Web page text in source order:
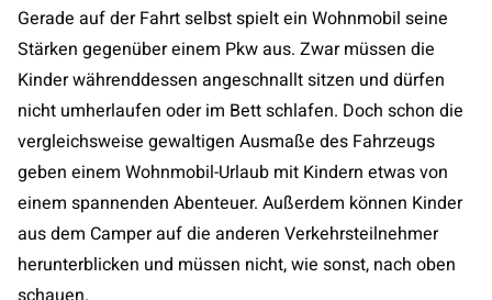
Gerade auf der Fahrt selbst spielt ein Wohnmobil seine
Stärken gegenüber einem Pkw aus. Zwar müssen die
Kinder währenddessen angeschnallt sitzen und dürfen
nicht umherlaufen oder im Bett schlafen. Doch schon die
vergleichsweise gewaltigen Ausmaße des Fahrzeugs
geben einem Wohnmobil-Urlaub mit Kindern etwas von
einem spannenden Abenteuer. Außerdem können Kinder
aus dem Camper auf die anderen Verkehrsteilnehmer
herunterblicken und müssen nicht, wie sonst, nach oben